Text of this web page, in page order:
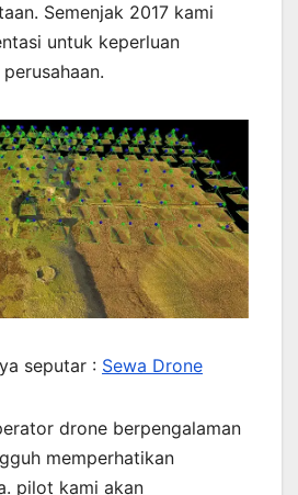
Semenjak 2017 kami
untuk keperluan
seputar : Sewa Drone
drone berpengalaman
memperhatikan
pilot kami akan